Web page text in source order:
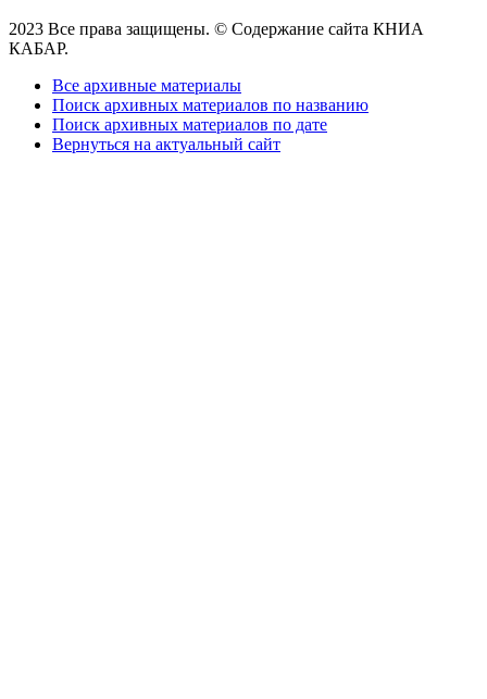
2023 Все права защищены. © Содержание сайта КНИА
КАБАР.
Все архивные материалы
Поиск архивных материалов по названию
Поиск архивных материалов по дате
Вернуться на актуальный сайт